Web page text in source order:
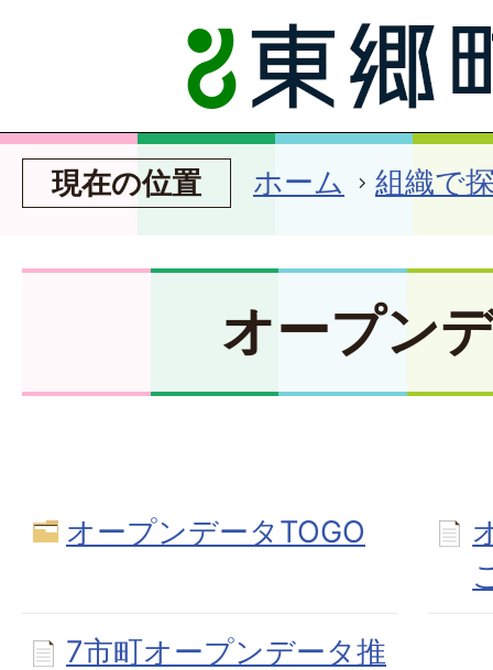
現在の位置 ホーム 組織で
オープン
オープンデータTOGO
7市町オープンデータ推